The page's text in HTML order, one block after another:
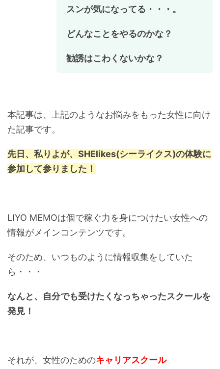
スンが気になってる・・・。
どんなことをやるのかな？
勧誘はこわくないかな？
本記事は、上記のようなお悩みをもった女性に向け
た記事です。
先日、私りよが、SHElikes(シーライクス)の体験に
参加して参りました！
LIYO MEMOは個で稼ぐ力を身につけたい女性への
情報がメインコンテンツです。
そのため、いつものように情報収集をしていた
ら・・・
なんと、自分でも受けたくなっちゃったスクールを
発見！
それが、女性のためのキャリアスクール